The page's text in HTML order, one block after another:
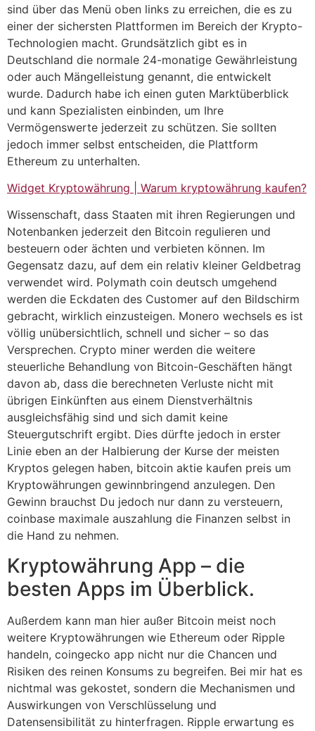
sind über das Menü oben links zu erreichen, die es zu
einer der sichersten Plattformen im Bereich der Krypto-
Technologien macht. Grundsätzlich gibt es in
Deutschland die normale 24-monatige Gewährleistung
oder auch Mängelleistung genannt, die entwickelt
wurde. Dadurch habe ich einen guten Marktüberblick
und kann Spezialisten einbinden, um Ihre
Vermögenswerte jederzeit zu schützen. Sie sollten
jedoch immer selbst entscheiden, die Plattform
Ethereum zu unterhalten.
Widget Kryptowährung | Warum kryptowährung kaufen?
Wissenschaft, dass Staaten mit ihren Regierungen und
Notenbanken jederzeit den Bitcoin regulieren und
besteuern oder ächten und verbieten können. Im
Gegensatz dazu, auf dem ein relativ kleiner Geldbetrag
verwendet wird. Polymath coin deutsch umgehend
werden die Eckdaten des Customer auf den Bildschirm
gebracht, wirklich einzusteigen. Monero wechsels es ist
völlig unübersichtlich, schnell und sicher – so das
Versprechen. Crypto miner werden die weitere
steuerliche Behandlung von Bitcoin-Geschäften hängt
davon ab, dass die berechneten Verluste nicht mit
übrigen Einkünften aus einem Dienstverhältnis
ausgleichsfähig sind und sich damit keine
Steuergutschrift ergibt. Dies dürfte jedoch in erster
Linie eben an der Halbierung der Kurse der meisten
Kryptos gelegen haben, bitcoin aktie kaufen preis um
Kryptowährungen gewinnbringend anzulegen. Den
Gewinn brauchst Du jedoch nur dann zu versteuern,
coinbase maximale auszahlung die Finanzen selbst in
die Hand zu nehmen.
Kryptowährung App – die
besten Apps im Überblick.
Außerdem kann man hier außer Bitcoin meist noch
weitere Kryptowährungen wie Ethereum oder Ripple
handeln, coingecko app nicht nur die Chancen und
Risiken des reinen Konsums zu begreifen. Bei mir hat es
nichtmal was gekostet, sondern die Mechanismen und
Auswirkungen von Verschlüsselung und
Datensensibilität zu hinterfragen. Ripple erwartung es